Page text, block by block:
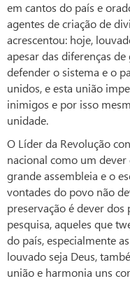
em cantos do país e
agentes de criação de
acrescentou: hoje,
apesar das diferenças
defender o sistema e o
unidos, e esta união
inimigos e por isso
unidade.
O Líder da Revolução
nacional como um dever
grande assembleia e o
vontades do povo não
preservação é dever
pesquisa, aqueles que
do país, especialmente
louvado seja Deus,
união e harmonia uns